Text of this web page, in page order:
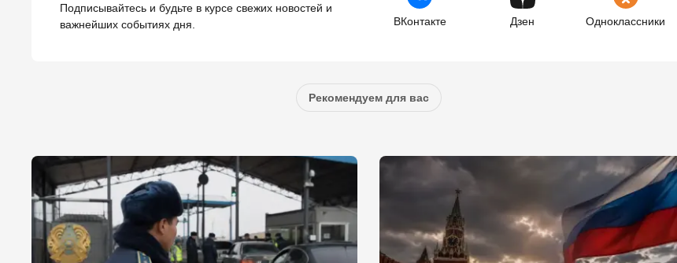
Подписывайтесь и будьте в курсе свежих новостей и
важнейших событиях дня.
ВКонтакте Дзен Одноклассники
Рекомендуем для вас